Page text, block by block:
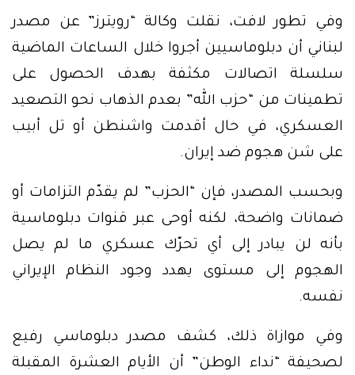
وفي تطور لافت، نقلت وكالة “رويترز” عن مصدر
لبناني أن دبلوماسيين أجروا خلال الساعات الماضية
سلسلة اتصالات مكثفة بهدف الحصول على
تطمينات من “حزب الله” بعدم الذهاب نحو التصعيد
العسكري، في حال أقدمت واشنطن أو تل أبيب
على شن هجوم ضد إيران.
وبحسب المصدر، فإن “الحزب” لم يقدّم التزامات أو
ضمانات واضحة، لكنه أوحى عبر قنوات دبلوماسية
بأنه لن يبادر إلى أي تحرّك عسكري ما لم يصل
الهجوم إلى مستوى يهدد وجود النظام الإيراني
نفسه.
وفي موازاة ذلك، كشف مصدر دبلوماسي رفيع
لصحيفة “نداء الوطن” أن الأيام العشرة المقبلة